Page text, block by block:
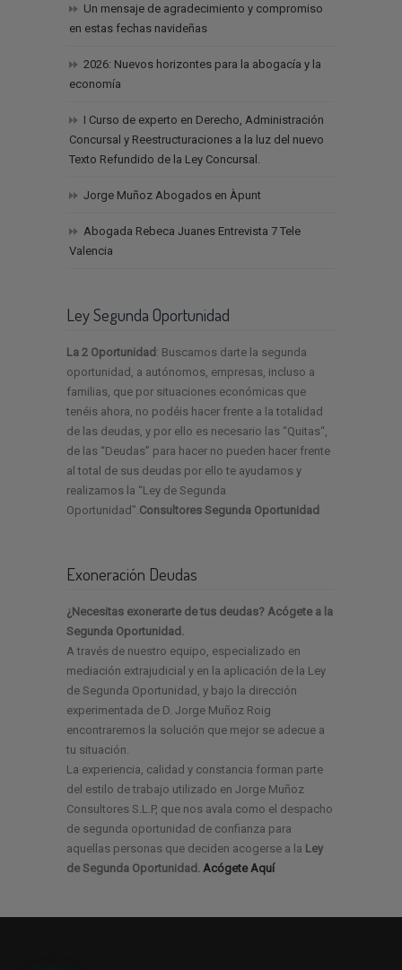
Un mensaje de agradecimiento y compromiso
en estas fechas navideñas
2026: Nuevos horizontes para la abogacía y la
economía
I Curso de experto en Derecho, Administración
Concursal y Reestructuraciones a la luz del nuevo
Texto Refundido de la Ley Concursal.
Jorge Muñoz Abogados en Àpunt
Abogada Rebeca Juanes Entrevista 7 Tele
Valencia
Ley Segunda Oportunidad
La 2 Oportunidad : Buscamos darte la segunda
oportunidad, a autónomos, empresas, incluso a
familias, que por situaciones económicas que
tenéis ahora, no podéis hacer frente a la totalidad
de las deudas, y por ello es necesario las “Quitas“,
de las “Deudas” para hacer no pueden hacer frente
al total de sus deudas por ello te ayudamos y
realizamos la “Ley de Segunda
Oportunidad”. Consultores Segunda Oportunidad
Exoneración Deudas
¿Necesitas exonerarte de tus deudas? Acógete a la
Segunda Oportunidad.
A través de nuestro equipo, especializado en
mediación extrajudicial y en la aplicación de la Ley
de Segunda Oportunidad, y bajo la dirección
experimentada de D. Jorge Muñoz Roig
encontraremos la solución que mejor se adecue a
tu situación.
La experiencia, calidad y constancia forman parte
del estilo de trabajo utilizado en Jorge Muñoz
Consultores S.L.P, que nos avala como el despacho
de segunda oportunidad de confianza para
aquellas personas que deciden acogerse a la Ley
de Segunda Oportunidad. Acógete Aquí